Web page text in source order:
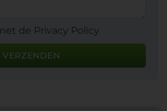
de Privacy Policy
VERZENDEN